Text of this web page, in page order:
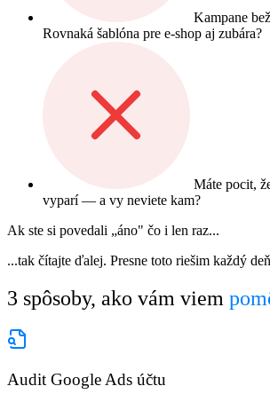
Kampane
Rovnaká šablóna pre e-shop aj zubára?
Máte pocit,
vyparí — a vy neviete kam?
Ak ste si povedali „áno" čo i len raz...
...tak čítajte ďalej. Presne toto riešim každý
3 spôsoby, ako vám viem
Audit Google Ads účtu